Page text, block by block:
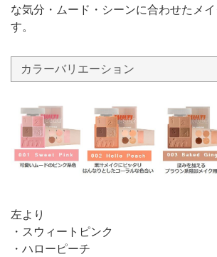
な気分・ムード・シーンに合わせたメ
す。
カラーバリエーション
左より
・スウィートピンク
・ハローピーチ